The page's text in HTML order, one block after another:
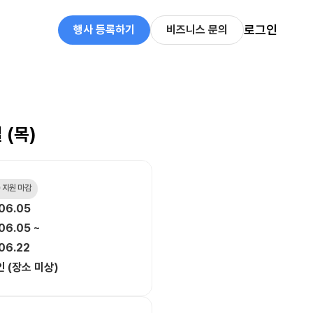
행사 등록하기 비즈니스 문의 로그인
(목)
지원 마감
~
(장소 미상)